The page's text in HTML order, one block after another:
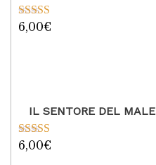
Valutato
6,00€
IL SENTORE DEL MALE
Valutato
6,00€